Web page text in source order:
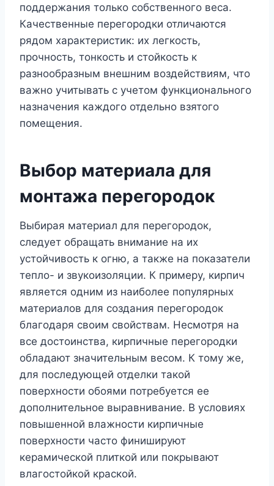
поддержания только собственного веса.
Качественные перегородки отличаются
рядом характеристик: их легкость,
прочность, тонкость и стойкость к
разнообразным внешним воздействиям, что
важно учитывать с учетом функционального
назначения каждого отдельно взятого
помещения.
Выбор материала для
монтажа перегородок
Выбирая материал для перегородок,
следует обращать внимание на их
устойчивость к огню, а также на показатели
тепло- и звукоизоляции. К примеру, кирпич
является одним из наиболее популярных
материалов для создания перегородок
благодаря своим свойствам. Несмотря на
все достоинства, кирпичные перегородки
обладают значительным весом. К тому же,
для последующей отделки такой
поверхности обоями потребуется ее
дополнительное выравнивание. В условиях
повышенной влажности кирпичные
поверхности часто финишируют
керамической плиткой или покрывают
влагостойкой краской.